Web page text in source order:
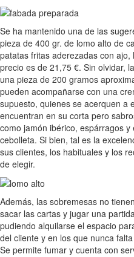
Se ha mantenido una de las
pieza de 400 gr. de lomo alto de
patatas fritas aderezadas con
precio es de 21,75 €. Sin olvidar,
una pieza de 200 gramos
pueden acompañarse con una
supuesto, quienes se acerquen a
encuentran en su corta pero
como jamón ibérico, espárragos
cebolleta. Si bien, tal es la
sus clientes, los habituales y los
de elegir.
Además, las sobremesas no
sacar las cartas y jugar una
pudiendo alquilarse el espacio
del cliente y en los que nunca
Se permite fumar y cuenta con